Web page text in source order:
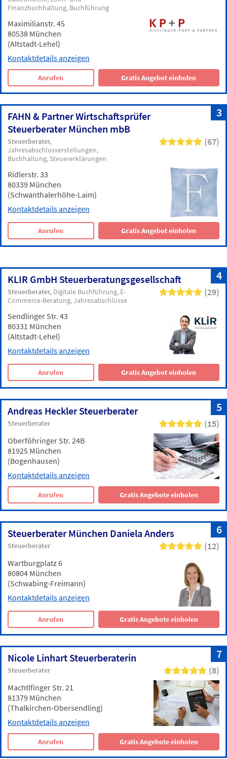
Finanzbuchhaltung Buchführung
Maximilianstr. 45
80538 München
(Altstadt-Lehel)
Kontaktdetails anzeigen
Anrufen Gratis Angebot einholen
3
FAHN & Partner Wirtschaftsprüfer
Steuerberater München mbB
Steuerberater
Jahresabschlusserstellungen
Buchhaltung Steuererklärungen
(67)
Ridlerstr. 33
80339 München
(Schwanthalerhöhe-Laim)
Kontaktdetails anzeigen
Anrufen Gratis Angebot einholen
4
KLIR GmbH Steuerberatungsgesellschaft
Steuerberater Digitale Buchführung E-
Commerce-Beratung Jahresabschlüsse
(29)
Sendlinger Str. 43
80331 München
(Altstadt-Lehel)
Kontaktdetails anzeigen
Anrufen Gratis Angebot einholen
5
Andreas Heckler Steuerberater
Steuerberater (15)
Oberföhringer Str. 24B
81925 München
(Bogenhausen)
Kontaktdetails anzeigen
Anrufen Gratis Angebote einholen
6
Steuerberater München Daniela Anders
Steuerberater (12)
Wartburgplatz 6
80804 München
(Schwabing-Freimann)
Kontaktdetails anzeigen
Anrufen Gratis Angebote einholen
7
Nicole Linhart Steuerberaterin
Steuerberater (8)
Machtlfinger Str. 21
81379 München
(Thalkirchen-Obersendling)
Kontaktdetails anzeigen
Anrufen Gratis Angebote einholen